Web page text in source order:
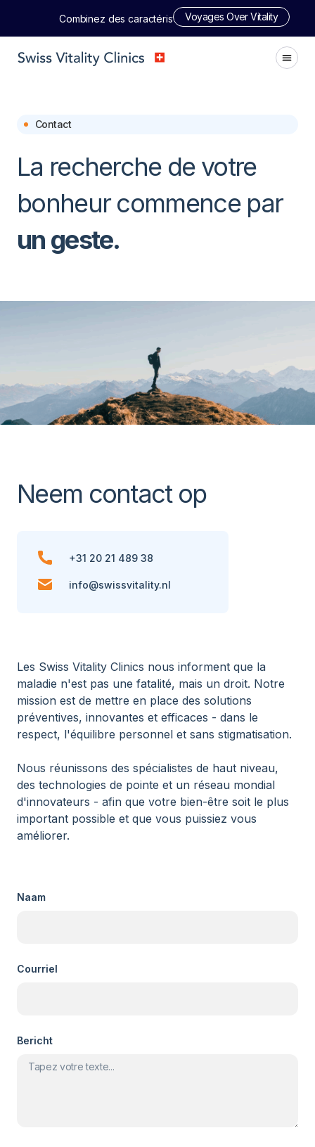
Combinez des caractéristiques géantes avec des
Voyages Over Vitality
Contact
La recherche de votre
bonheur commence par
un geste.
Neem contact op
+31 20 21 489 38
info@swissvitality.nl
Les Swiss Vitality Clinics nous informent que la
maladie n'est pas une fatalité, mais un droit. Notre
mission est de mettre en place des solutions
préventives, innovantes et efficaces - dans le
respect, l'équilibre personnel et sans stigmatisation.
Nous réunissons des spécialistes de haut niveau,
des technologies de pointe et un réseau mondial
d'innovateurs - afin que votre bien-être soit le plus
important possible et que vous puissiez vous
améliorer.
Naam
Courriel
Bericht